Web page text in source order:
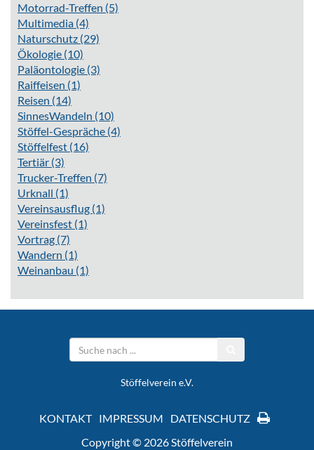
Motorrad-Treffen (5)
Multimedia (4)
Naturschutz (29)
Ökologie (10)
Paläontologie (3)
Raiffeisen (1)
Reisen (14)
SinnesWandeln (10)
Stöffel-Gespräche (4)
Stöffelfest (16)
Tertiär (3)
Trucker-Treffen (7)
Urknall (1)
Vereinsausflug (1)
Vereinsfest (1)
Vortrag (7)
Wandern (1)
Weinanbau (1)
Stöffelverein e.V.
KONTAKT IMPRESSUM
DATENSCHUTZ
Copyright © 2026 Stöffelverein